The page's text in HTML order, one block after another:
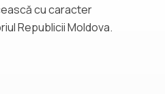
cu caracter
Republicii Moldova.